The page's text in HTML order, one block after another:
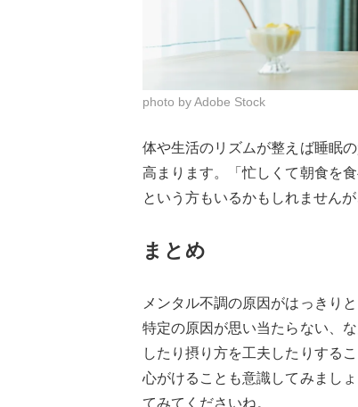
photo by Adobe Stock
体や生活のリズムが整えば睡眠
高まります。「忙しくて朝食を
という方もいるかもしれません
まとめ
メンタル不調の原因がはっきり
特定の原因が思い当たらない、
したり摂り方を工夫したりする
心がけることも意識してみまし
てみてくださいね。